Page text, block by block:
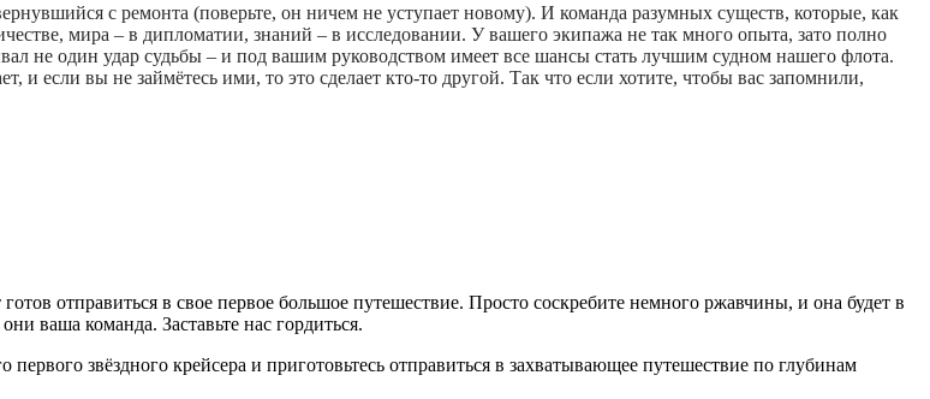
с ремонта (поверьте, он ничем не уступает новому). И команда разумных существ, которые, как
мира – в дипломатии, знаний – в исследовании. У вашего экипажа не так много опыта, зато полно
не один удар судьбы – и под вашим руководством имеет все шансы стать лучшим судном нашего флота.
и если вы не займётесь ими, то это сделает кто-то другой. Так что если хотите, чтобы вас запомнили,
отправиться в свое первое большое путешествие. Просто соскребите немного ржавчины, и она будет в
ваша команда. Заставьте нас гордиться.
звёздного крейсера и приготовьтесь отправиться в захватывающее путешествие по глубинам